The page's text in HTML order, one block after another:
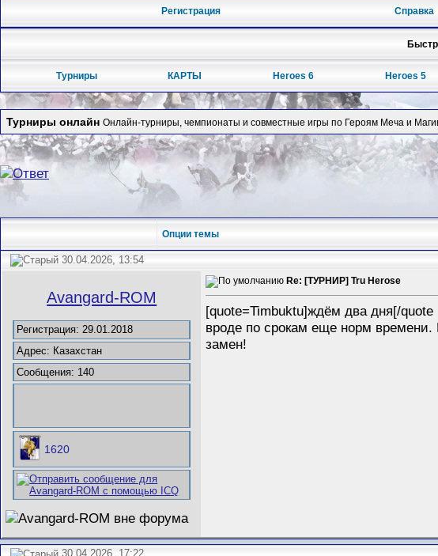
Регистрация Справка
Турниры КАРТЫ Heroes 6 Heroes 5
Турниры онлайн Онлайн-турниры, чемпионаты и совместные игры по Героям Меча и
Опции темы
30.04.2026, 13:54
Avangard-ROM
Регистрация: 29.01.2018
Адрес: Казахстан
Сообщения: 140
1620
Re: [ТУРНИР] Tru Herose
[quote=Timbuktu]ждём два дня[/quote
вроде по срокам еще норм времени.
замен!
30.04.2026, 17:22